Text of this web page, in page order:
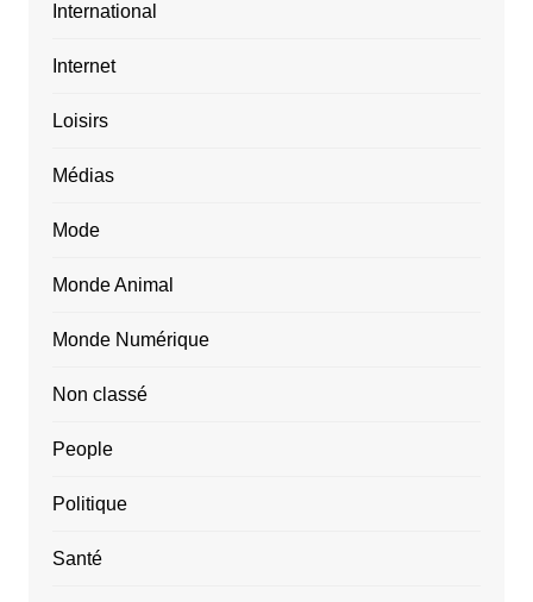
International
Internet
Loisirs
Médias
Mode
Monde Animal
Monde Numérique
Non classé
People
Politique
Santé